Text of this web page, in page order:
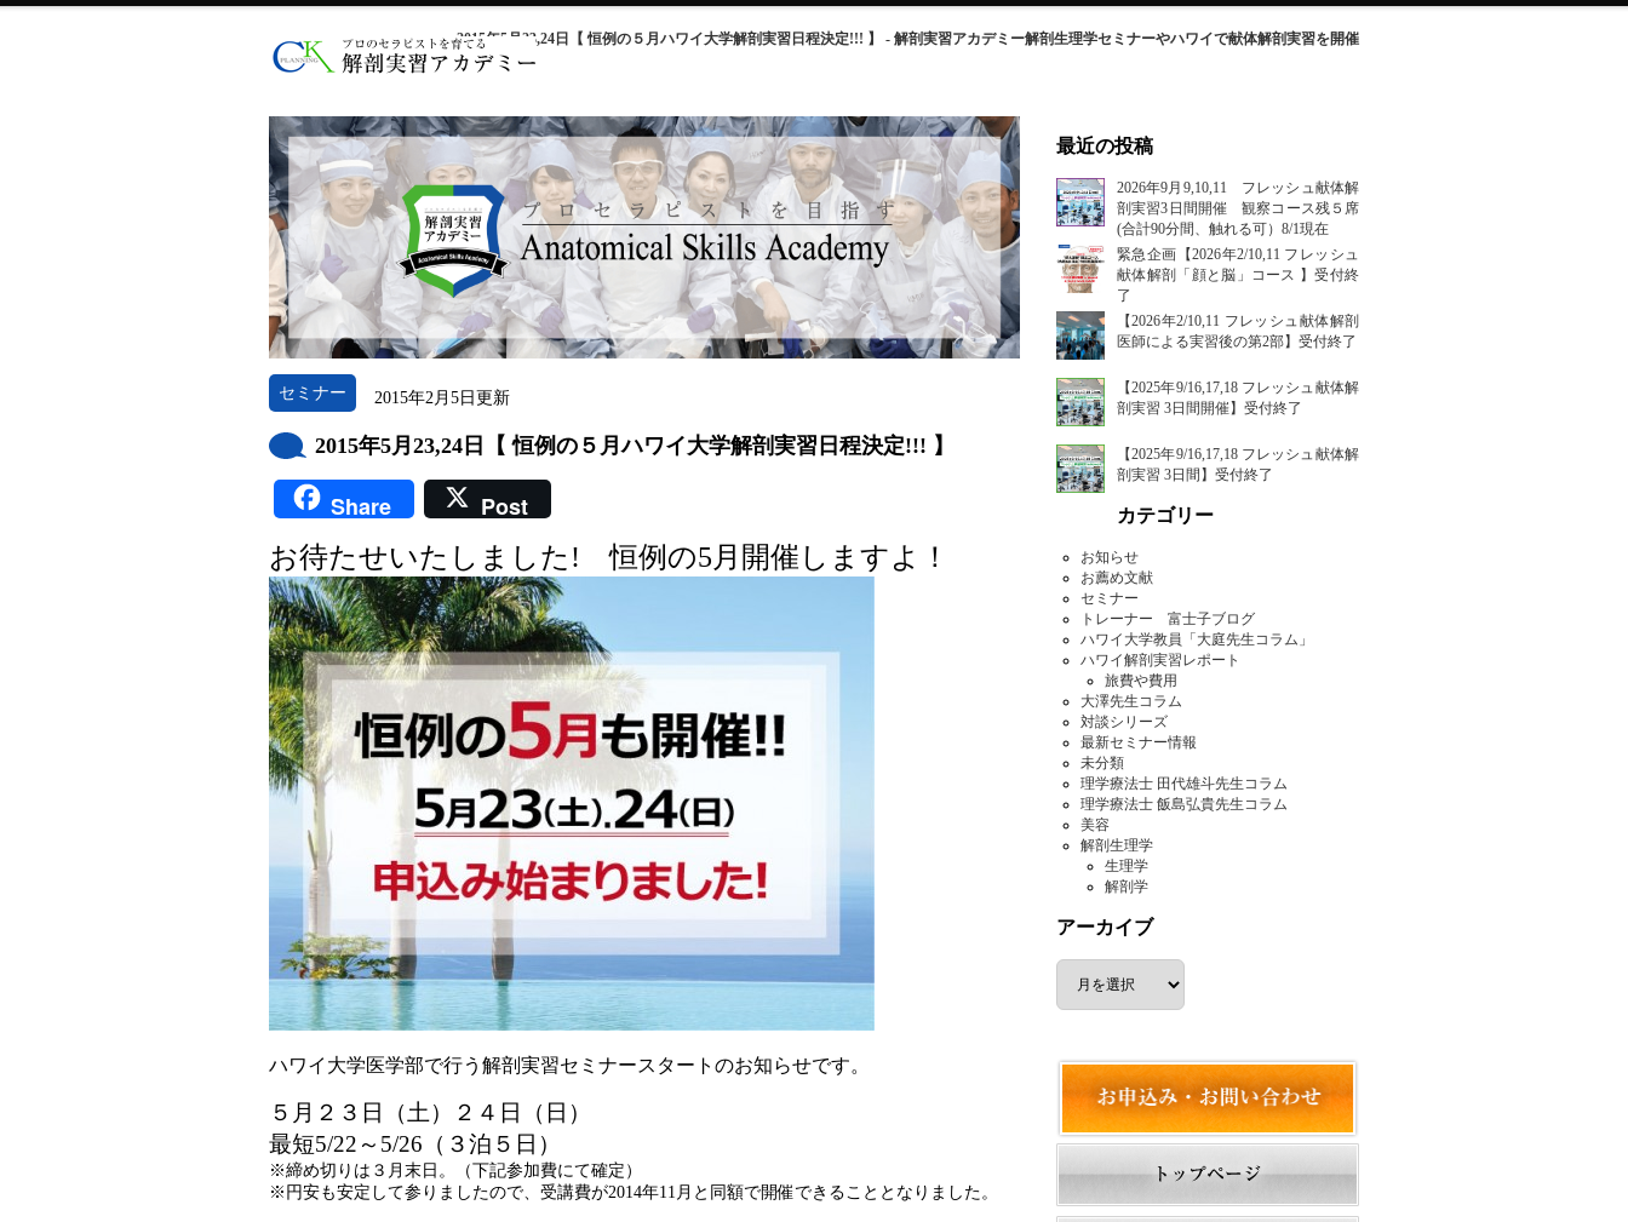
2015年5月23,24日【 恒例の５月ハワイ大学解剖実習日程決定!!! 】 - 解剖実習アカデミー解剖生理学セミナーやハワイで献体解剖実習を開催
セミナー 2015年2月5日更新
2015年5月23,24日【 恒例の５月ハワイ大学解剖実習日程決定!!! 】
Share
Post
お待たせいたしました! 恒例の5月開催しますよ！
ハワイ大学医学部で行う解剖実習セミナースタートのお知らせです。
５月２３日（土）２４日（日）
最短5/22～5/26（３泊５日）
※締め切りは３月末日。（下記参加費にて確定）
※円安も安定して参りましたので、受講費が2014年11月と同額で開催できることとなりました。
最近の投稿
2026年9月9,10,11 フレッシュ献体解
剖実習3日間開催 観察コース残５席
(合計90分間、触れる可）8/1現在
緊急企画【2026年2/10,11 フレッシュ
献体解剖「顔と脳」コース 】受付終
了
【2026年2/10,11 フレッシュ献体解剖
医師による実習後の第2部】受付終了
【2025年9/16,17,18 フレッシュ献体解
剖実習 3日間開催】受付終了
【2025年9/16,17,18 フレッシュ献体解
剖実習 3日間】受付終了
カテゴリー
お知らせ
お薦め文献
セミナー
トレーナー 富士子ブログ
ハワイ大学教員「大庭先生コラム」
ハワイ解剖実習レポート
旅費や費用
大澤先生コラム
対談シリーズ
最新セミナー情報
未分類
理学療法士 田代雄斗先生コラム
理学療法士 飯島弘貴先生コラム
美容
解剖生理学
生理学
解剖学
アーカイブ
ア
カ